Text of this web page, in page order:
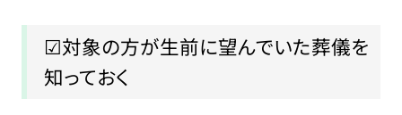
☑対象の方が生前に望んでいた葬儀を
知っておく